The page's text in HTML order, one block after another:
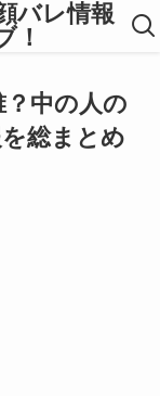
バレ情報
！
中の人の
総まとめ